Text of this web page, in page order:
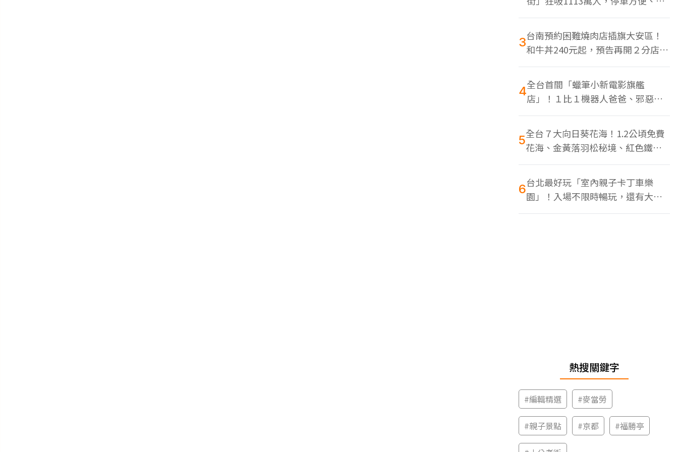
色美食多
3台南預約困難燒肉店插旗大安區！
和牛丼240元起，預告再開２分店、
地點曝光
4全台首間「蠟筆小新電影旗艦
店」！１比１機器人爸爸、邪惡正
男，百款周邊買翻
5全台７大向日葵花海！1.2公頃免費
花海、金黃落羽松秘境、紅色鐵橋
同框
6台北最好玩「室內親子卡丁車樂
園」！入場不限時暢玩，還有大螢
幕Switch遊戲區
熱搜關鍵字
#編輯精選 #麥當勞
#親子景點 #京都 #福勝亭